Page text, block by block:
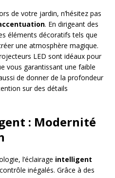
de votre jardin, n’hésitez pas
. En dirigeant des
éléments décoratifs tels que
une atmosphère magique.
LED sont idéaux pour
vous garantissant une faible
de donner de la profondeur
sur des détails
: Modernité
l’éclairage intelligent
inégalés. Grâce à des